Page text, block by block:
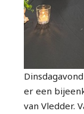
er een
van Vledder.